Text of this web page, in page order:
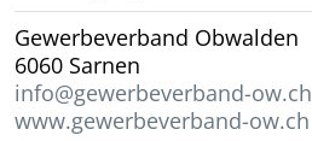
Gewerbeverband Obwalden
6060 Sarnen
info@gewerbeverband-ow.ch
www.gewerbeverband-ow.ch